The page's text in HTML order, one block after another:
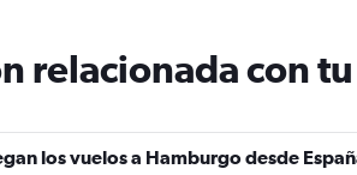
relacionada con
los vuelos a Hamburgo desde